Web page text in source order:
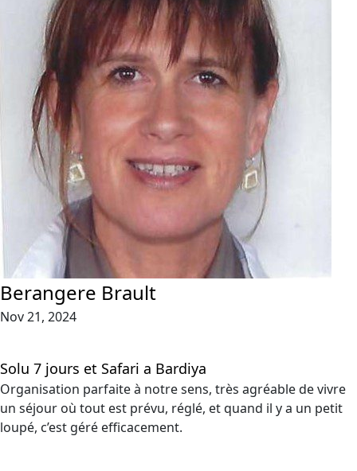
Berangere Brault
Nov 21, 2024
Solu 7 jours et Safari a Bardiya
Organisation parfaite à notre sens, très agréable de vivre
un séjour où tout est prévu, réglé, et quand il y a un petit
loupé, c’est géré efficacement.